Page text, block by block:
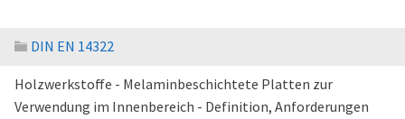
DIN EN 14322
Holzwerkstoffe - Melaminbeschichtete Platten zur
Verwendung im Innenbereich - Definition, Anforderungen